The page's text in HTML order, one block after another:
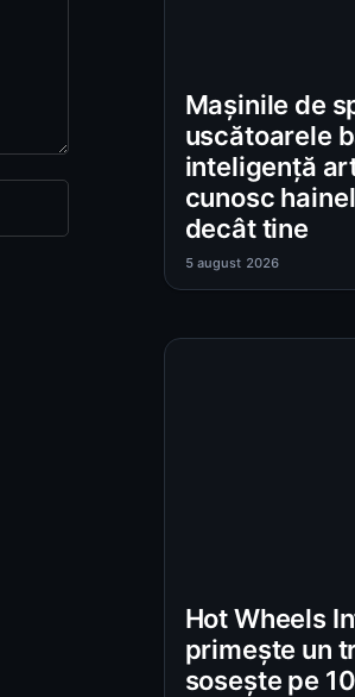
Mașinile de
uscătoarele
inteligență
cunosc
decât tine
5 august 2026
Hot Wheels
primește un
sosește pe